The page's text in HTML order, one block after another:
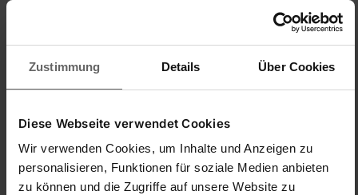
Zustimmung Details Über Cookies
Diese Webseite verwendet Cookies
Wir verwenden Cookies, um Inhalte und Anzeigen zu
personalisieren, Funktionen für soziale Medien anbieten
zu können und die Zugriffe auf unsere Website zu
A la base j'avais acheté la camelote chinoise qui n'était pas
du tout fiable et depuis que j'ai celui-ci c'est le meilleur et le
plus durable.
Qualité du produit
5